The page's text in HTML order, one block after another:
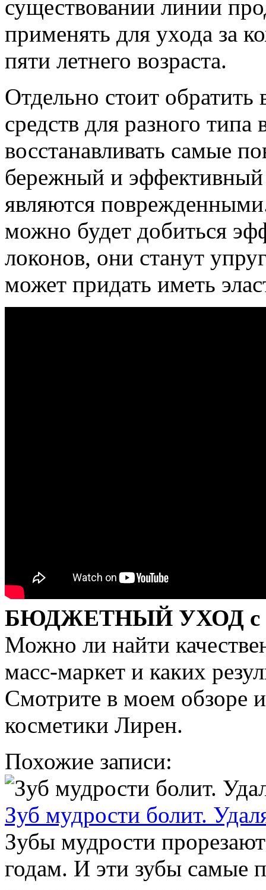
существовании линии
применять для ухода за
пяти летнего возраста.
Отдельно стоит
средств для разного
восстанавливать самые
бережный и эффективный
являются
можно будет добиться
локонов, они станут
может придать иметь
БЮДЖЕТНЫЙ УХОД с
Можно ли найти
масс-маркет и каких
Смотрите в моем обзоре
косметики Лирен.
Похожие записи:
Зуб мудрости болит.
Зубы мудрости
годам. И эти зубы самые